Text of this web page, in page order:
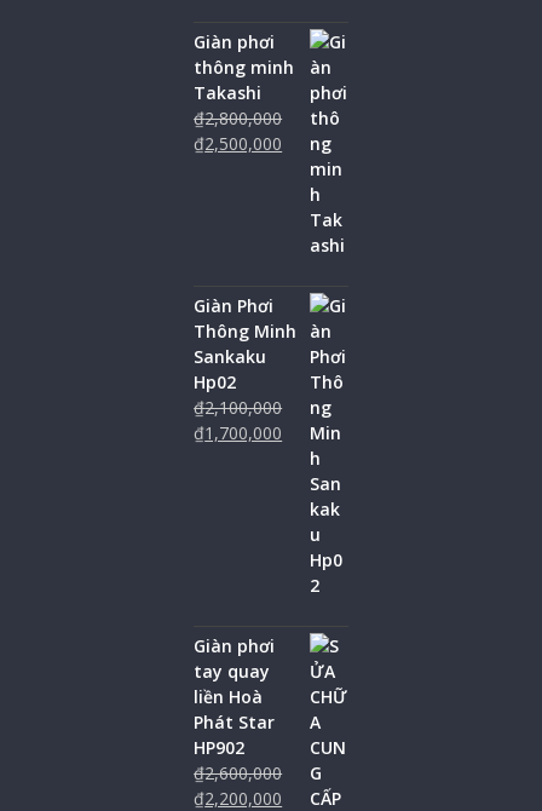
Giàn phơi
thông minh
Takashi
₫2,800,000
₫2,500,000
Giàn Phơi
Thông Minh
Sankaku
Hp02
₫2,100,000
₫1,700,000
Giàn phơi
tay quay
liền Hoà
Phát Star
HP902
₫2,600,000
₫2,200,000